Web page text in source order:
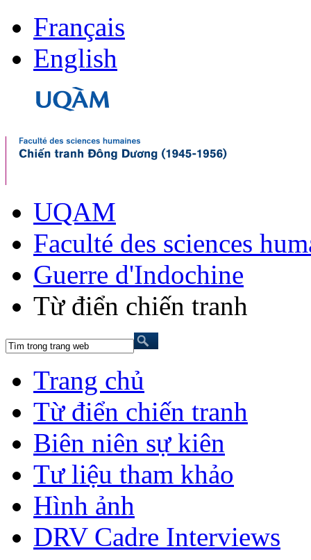
Français
English
UQAM
Faculté des sciences
Guerre d'Indochine
Từ điển chiến tranh
Trang chủ
Từ điển chiến tranh
Biên niên sự kiên
Tư liệu tham khảo
Hình ảnh
DRV Cadre Interviews